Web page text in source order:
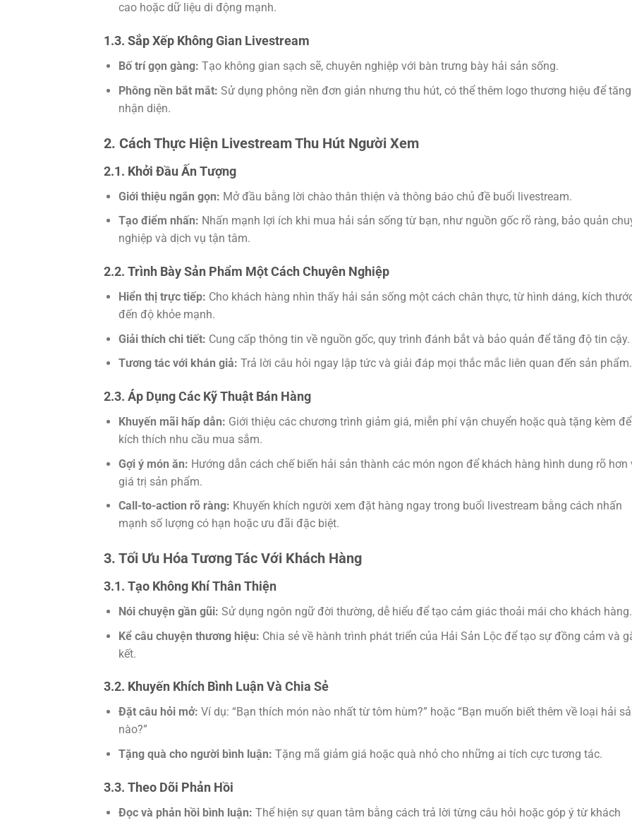
cao hoặc dữ liệu di động mạnh.
1.3. Sắp Xếp Không Gian Livestream
Bố trí gọn gàng: Tạo không gian sạch sẽ, chuyên nghiệp với bàn trưng bày hải sản sống.
Phông nền bắt mắt: Sử dụng phông nền đơn giản nhưng thu hút, có thể thêm logo thương hiệu để tăng
nhận diện.
2. Cách Thực Hiện Livestream Thu Hút Người Xem
2.1. Khởi Đầu Ấn Tượng
Giới thiệu ngắn gọn: Mở đầu bằng lời chào thân thiện và thông báo chủ đề buổi livestream.
Tạo điểm nhấn: Nhấn mạnh lợi ích khi mua hải sản sống từ bạn, như nguồn gốc rõ ràng, bảo quản
nghiệp và dịch vụ tận tâm.
2.2. Trình Bày Sản Phẩm Một Cách Chuyên Nghiệp
Hiển thị trực tiếp: Cho khách hàng nhìn thấy hải sản sống một cách chân thực, từ hình dáng, kích
đến độ khỏe mạnh.
Giải thích chi tiết: Cung cấp thông tin về nguồn gốc, quy trình đánh bắt và bảo quản để tăng độ tin cậy.
Tương tác với khán giả: Trả lời câu hỏi ngay lập tức và giải đáp mọi thắc mắc liên quan đến sản phẩm.
2.3. Áp Dụng Các Kỹ Thuật Bán Hàng
Khuyến mãi hấp dẫn: Giới thiệu các chương trình giảm giá, miễn phí vận chuyển hoặc quà tặng kèm để
kích thích nhu cầu mua sắm.
Gợi ý món ăn: Hướng dẫn cách chế biến hải sản thành các món ngon để khách hàng hình dung rõ hơn
giá trị sản phẩm.
Call-to-action rõ ràng: Khuyến khích người xem đặt hàng ngay trong buổi livestream bằng cách nhấn
mạnh số lượng có hạn hoặc ưu đãi đặc biệt.
3. Tối Ưu Hóa Tương Tác Với Khách Hàng
3.1. Tạo Không Khí Thân Thiện
Nói chuyện gần gũi: Sử dụng ngôn ngữ đời thường, dễ hiểu để tạo cảm giác thoải mái cho khách hàng.
Kể câu chuyện thương hiệu: Chia sẻ về hành trình phát triển của Hải Sản Lộc để tạo sự đồng cảm và
kết.
3.2. Khuyến Khích Bình Luận Và Chia Sẻ
Đặt câu hỏi mở: Ví dụ: “Bạn thích món nào nhất từ tôm hùm?” hoặc “Bạn muốn biết thêm về loại hải
nào?”
Tặng quà cho người bình luận: Tặng mã giảm giá hoặc quà nhỏ cho những ai tích cực tương tác.
3.3. Theo Dõi Phản Hồi
Đọc và phản hồi bình luận: Thể hiện sự quan tâm bằng cách trả lời từng câu hỏi hoặc góp ý từ khách